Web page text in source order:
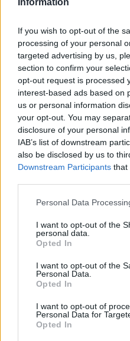
If you wish to opt-out of the
processing of your personal
targeted advertising by us,
section to confirm your
opt-out request is processed
interest-based ads based on
us or personal information
your opt-out. You may
disclosure of your personal
IAB’s list of downstream
also be disclosed by us to
Downstream Participants that
Personal Data
I want to opt-out of the
personal data.
Opted In
I want to opt-out of the
Personal Data.
Opted In
I want to opt-out of
Personal Data for
Opted In
termini promette di
insediamento
messaggio di
Steven Zhang , figlio
su Instagram si è
“Viviamo tutti solo una
siamo. Perciò,
100%. Ogni giorno è
importante e ogni
che possiamo
lo dimostreremo
Redazione